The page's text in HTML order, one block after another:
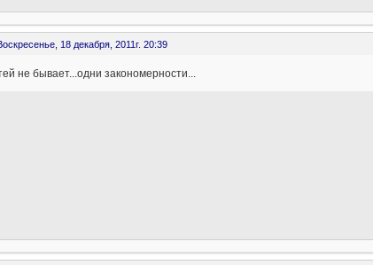
18 декабря, 2011г. 20:39
не бывает...одни закономерности...